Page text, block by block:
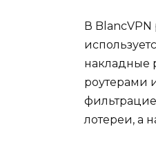
В BlancVPN
накладные
роутерами
лотереи, а